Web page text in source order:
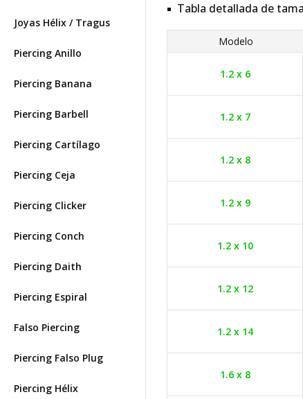
Joyas Hélix / Tragus
Piercing Anillo
Piercing Banana
Piercing Barbell
Piercing Cartílago
Piercing Ceja
Piercing Clicker
Piercing Conch
Piercing Daith
Piercing Espiral
Falso Piercing
Piercing Falso Plug
Piercing Hélix
Tabla detallada de
Modelo
1.2 x 6
1.2 x 7
1.2 x 8
1.2 x 9
1.2 x 10
1.2 x 12
1.2 x 14
1.6 x 8